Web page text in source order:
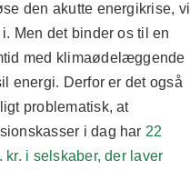
den akutte energikrise, vi
i. Men det binder os til en
med klimaødelæggende
energi. Derfor er det også
problematisk, at
i dag har 22
kr. i selskaber, der laver